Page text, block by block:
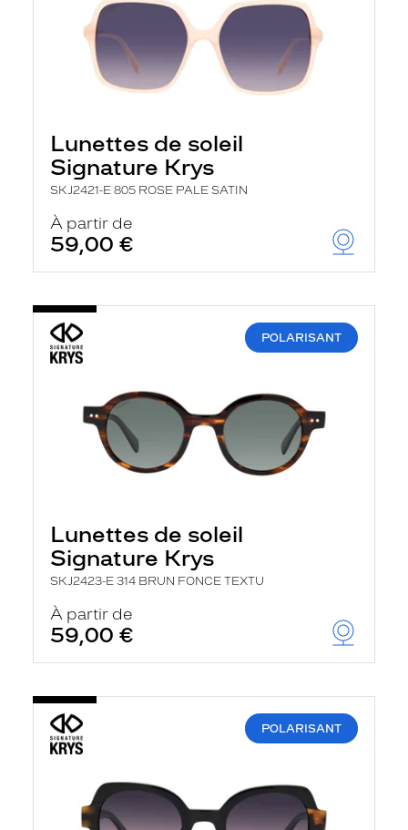
Lunettes de soleil
Signature Krys
SKJ2421-E 805 ROSE PALE SATIN
À partir de
59,00 €
POLARISANT
Lunettes de soleil
Signature Krys
SKJ2423-E 314 BRUN FONCE TEXTU
À partir de
59,00 €
POLARISANT